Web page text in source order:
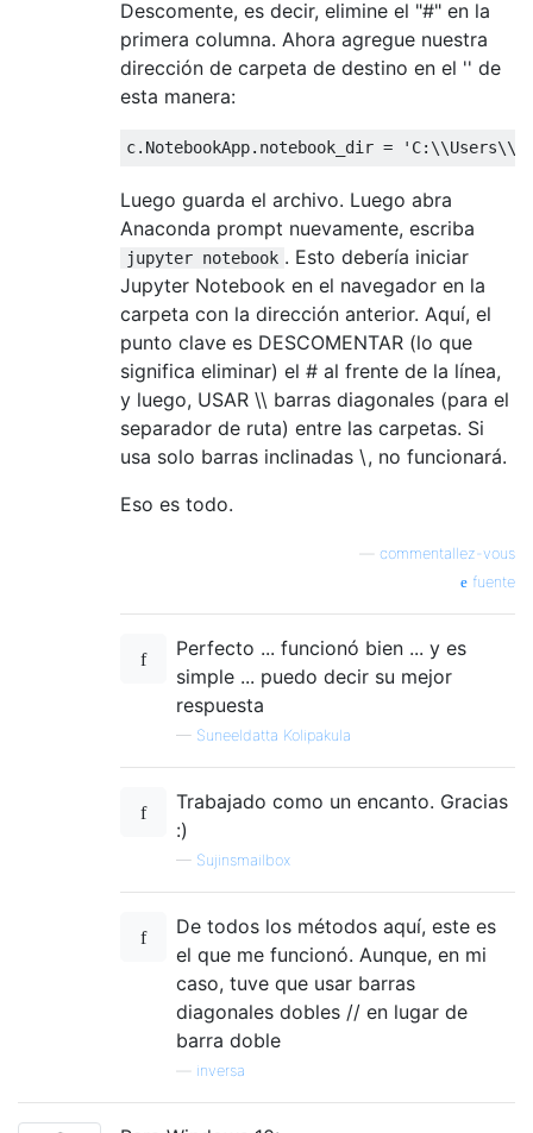
Descomente, es decir, elimine el "#" en la
primera columna. Ahora agregue nuestra
dirección de carpeta de destino en el '' de
esta manera:
Luego guarda el archivo. Luego abra
Anaconda prompt nuevamente, escriba
jupyter notebook . Esto debería iniciar
Jupyter Notebook en el navegador en la
carpeta con la dirección anterior. Aquí, el
punto clave es DESCOMENTAR (lo que
significa eliminar) el # al frente de la línea,
y luego, USAR \\ barras diagonales (para el
separador de ruta) entre las carpetas. Si
usa solo barras inclinadas \, no funcionará.
Eso es todo.
commentallez-vous
fuente
Perfecto ... funcionó bien ... y es
simple ... puedo decir su mejor
respuesta
— Suneeldatta Kolipakula
Trabajado como un encanto. Gracias
:)
— Sujinsmailbox
De todos los métodos aquí, este es
el que me funcionó. Aunque, en mi
caso, tuve que usar barras
diagonales dobles // en lugar de
barra doble
inversa